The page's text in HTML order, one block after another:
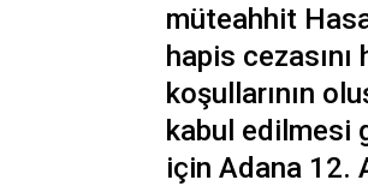
müteahhit
hapis
koşullarının
kabul edilmesi
için Adana 12.